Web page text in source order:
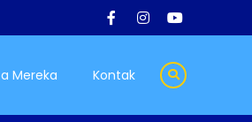
Mereka Kontak